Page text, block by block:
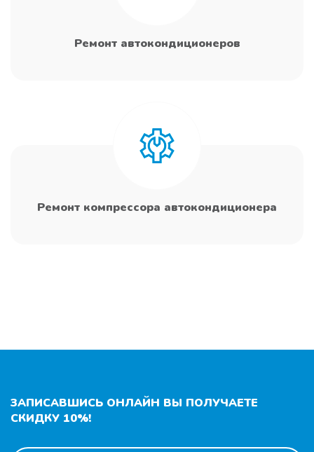
Ремонт автокондиционеров
Ремонт компрессора автокондиционера
ЗАПИСАВШИСЬ ОНЛАЙН ВЫ ПОЛУЧАЕТЕ
СКИДКУ 10%!